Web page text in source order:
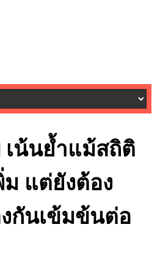
เน้นย้ำแม้สถิติ
ม แต่ยังต้อง
กันเข้มข้นต่อ